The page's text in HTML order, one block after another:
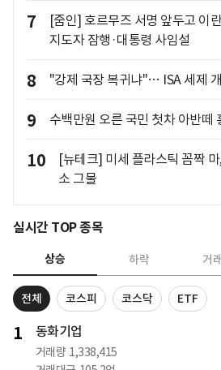
7
[줌인] 호르무즈 서명 앞두고 이
지도자 잠행·대통령 사임설
8 "강제 국장 복귀냐"… ISA 세제
9 수백만원 오른 국민 첫차 아반떼
10
[뉴테크] 미세 플라스틱 꼼짝
소 그물
실시간 TOP 종목
상승 하락 거
전체 코스피 코스닥 ETF
1 동화기업
거래량 1,338,415